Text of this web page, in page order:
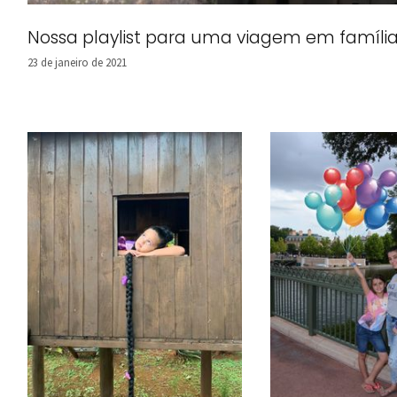
Nossa playlist para uma viagem em
23 de janeiro de 2021